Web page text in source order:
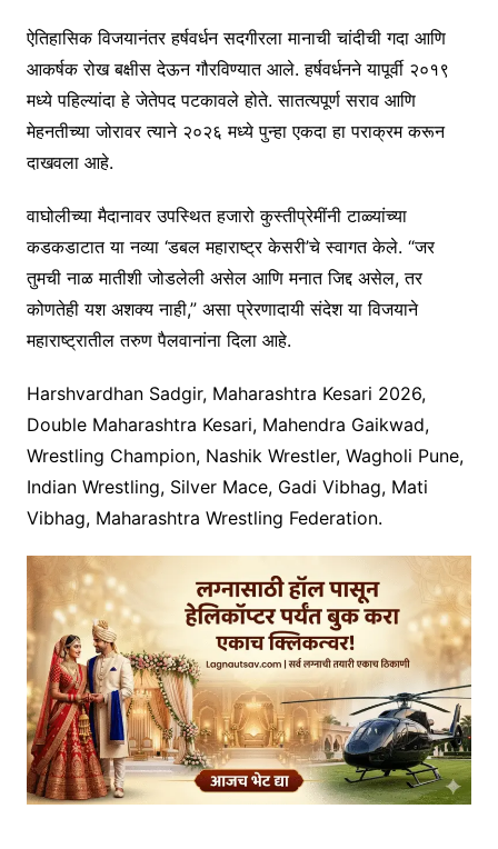
ऐतिहासिक विजयानंतर हर्षवर्धन सदगीरला मानाची चांदीची गदा आणि
आकर्षक रोख बक्षीस देऊन गौरविण्यात आले. हर्षवर्धनने यापूर्वी २०१९
मध्ये पहिल्यांदा हे जेतेपद पटकावले होते. सातत्यपूर्ण सराव आणि
मेहनतीच्या जोरावर त्याने २०२६ मध्ये पुन्हा एकदा हा पराक्रम करून
दाखवला आहे.
वाघोलीच्या मैदानावर उपस्थित हजारो कुस्तीप्रेमींनी टाळ्यांच्या
कडकडाटात या नव्या ‘डबल महाराष्ट्र केसरी’चे स्वागत केले. “जर
तुमची नाळ मातीशी जोडलेली असेल आणि मनात जिद्द असेल, तर
कोणतेही यश अशक्य नाही,” असा प्रेरणादायी संदेश या विजयाने
महाराष्ट्रातील तरुण पैलवानांना दिला आहे.
Harshvardhan Sadgir, Maharashtra Kesari 2026,
Double Maharashtra Kesari, Mahendra Gaikwad,
Wrestling Champion, Nashik Wrestler, Wagholi Pune,
Indian Wrestling, Silver Mace, Gadi Vibhag, Mati
Vibhag, Maharashtra Wrestling Federation.